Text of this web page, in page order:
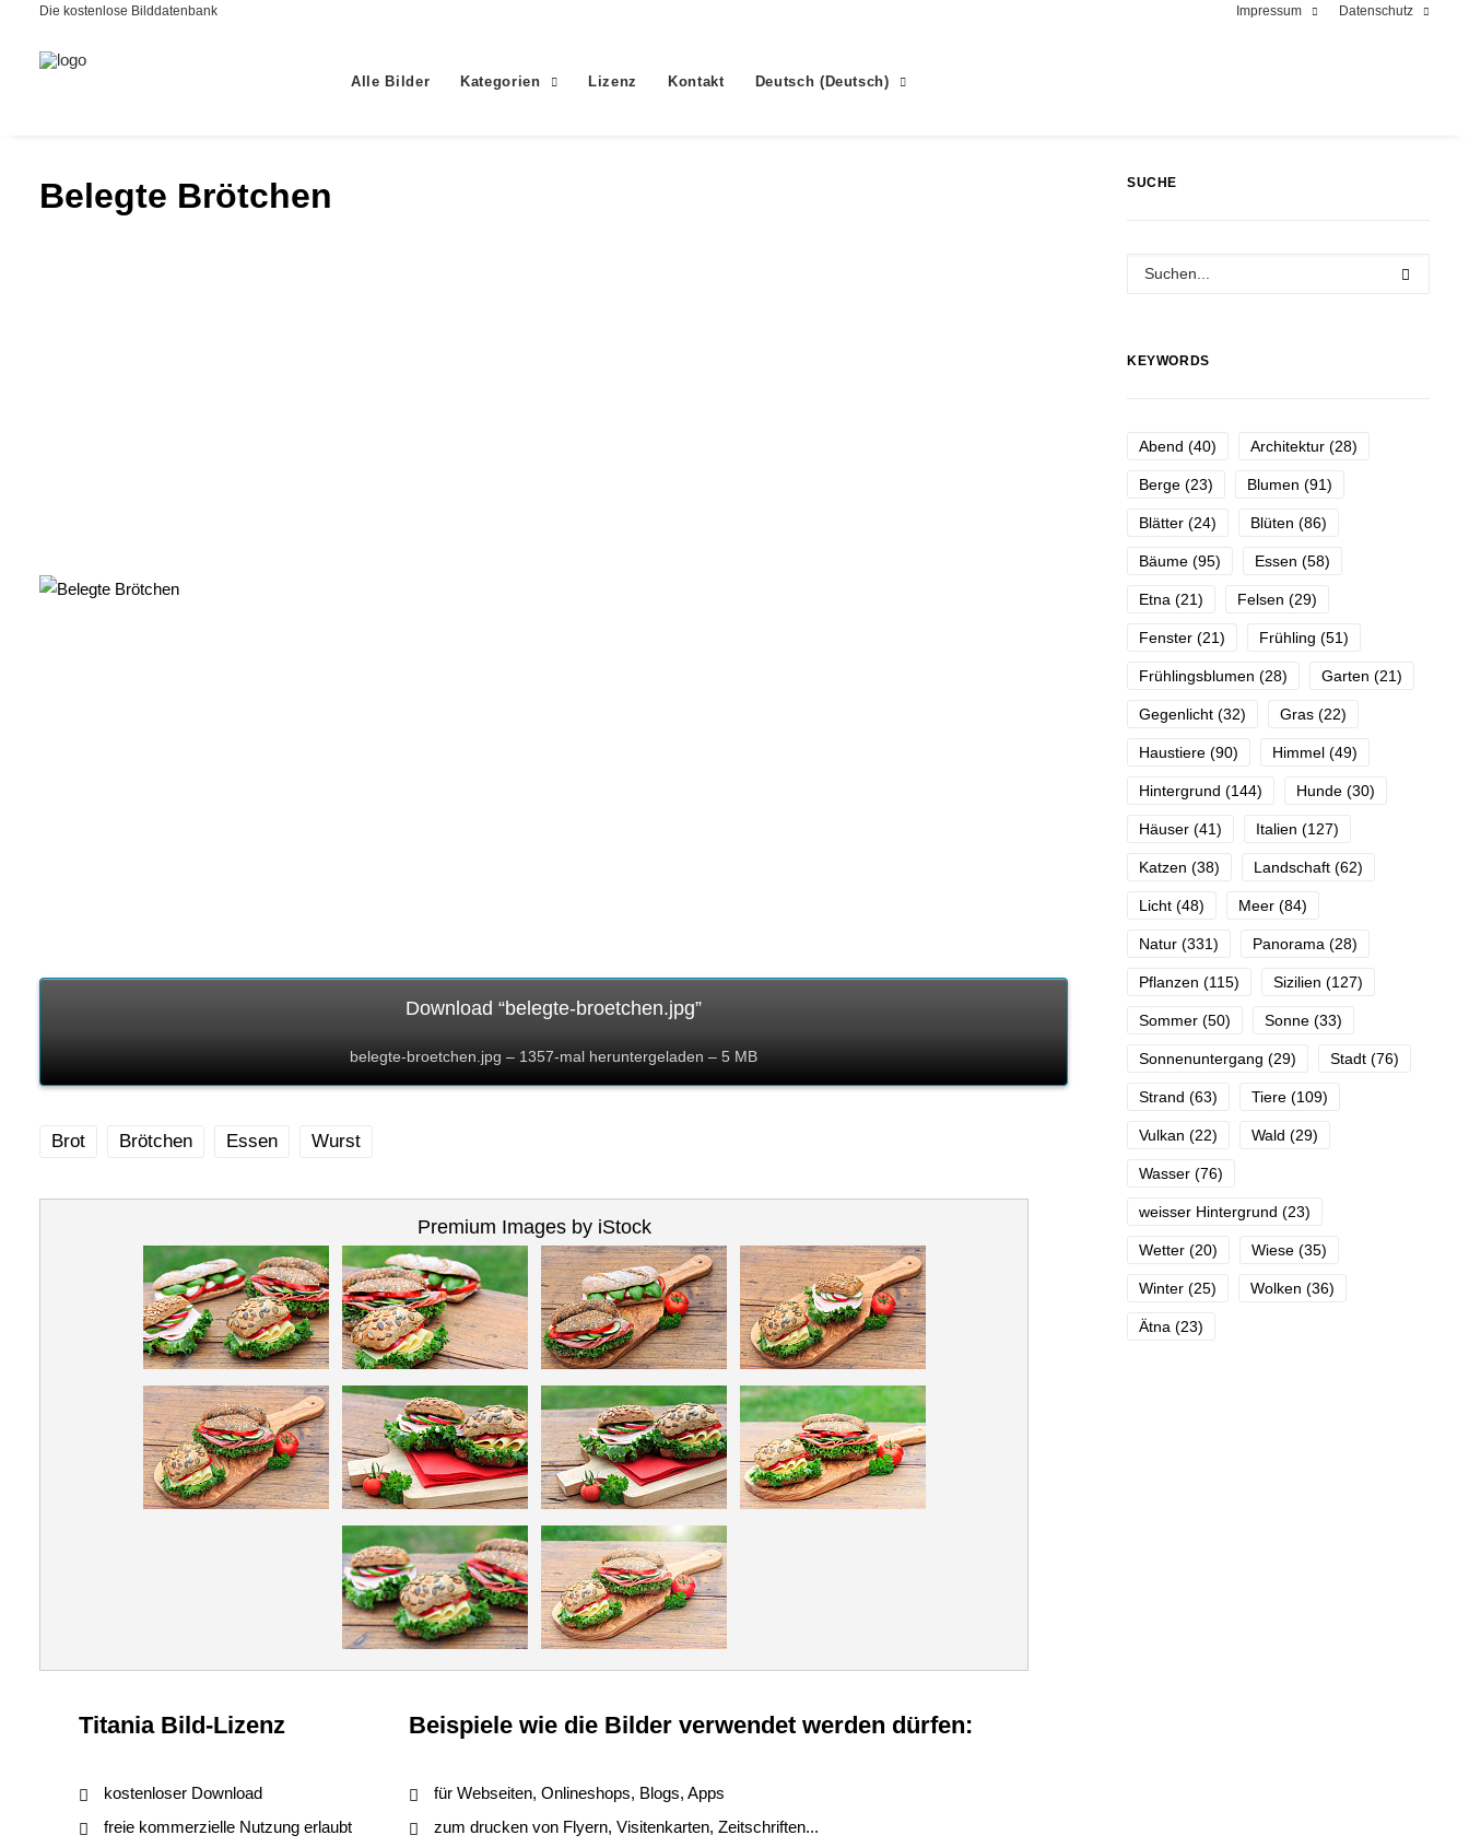
Die kostenlose Bilddatenbank Impressum Datenschutz
Alle Bilder Kategorien Lizenz Kontakt Deutsch (Deutsch)
Belegte Brötchen
Download “belegte-broetchen.jpg”
belegte-broetchen.jpg – 1357-mal heruntergeladen – 5 MB
Brot Brötchen Essen Wurst
Premium Images by iStock
Titania Bild-Lizenz
kostenloser Download
freie kommerzielle Nutzung erlaubt
Beispiele wie die Bilder verwendet werden dürfen:
für Webseiten, Onlineshops, Blogs, Apps
zum drucken von Flyern, Visitenkarten, Zeitschriften...
SUCHE
KEYWORDS
Abend (40) Architektur (28)
Berge (23) Blumen (91)
Blätter (24) Blüten (86)
Bäume (95) Essen (58)
Etna (21) Felsen (29)
Fenster (21) Frühling (51)
Frühlingsblumen (28) Garten (21)
Gegenlicht (32) Gras (22)
Haustiere (90) Himmel (49)
Hintergrund (144) Hunde (30)
Häuser (41) Italien (127)
Katzen (38) Landschaft (62)
Licht (48) Meer (84)
Natur (331) Panorama (28)
Pflanzen (115) Sizilien (127)
Sommer (50) Sonne (33)
Sonnenuntergang (29) Stadt (76)
Strand (63) Tiere (109)
Vulkan (22) Wald (29)
Wasser (76)
weisser Hintergrund (23)
Wetter (20) Wiese (35)
Winter (25) Wolken (36)
Ätna (23)